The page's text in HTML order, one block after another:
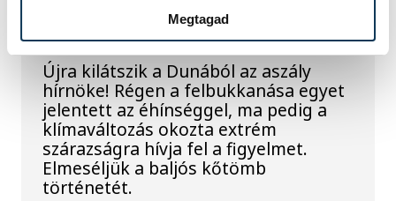
Megtagad
Újra kilátszik a Dunából az aszály
hírnöke! Régen a felbukkanása egyet
jelentett az éhínséggel, ma pedig a
klímaváltozás okozta extrém
szárazságra hívja fel a figyelmet.
Elmeséljük a baljós kőtömb
történetét.